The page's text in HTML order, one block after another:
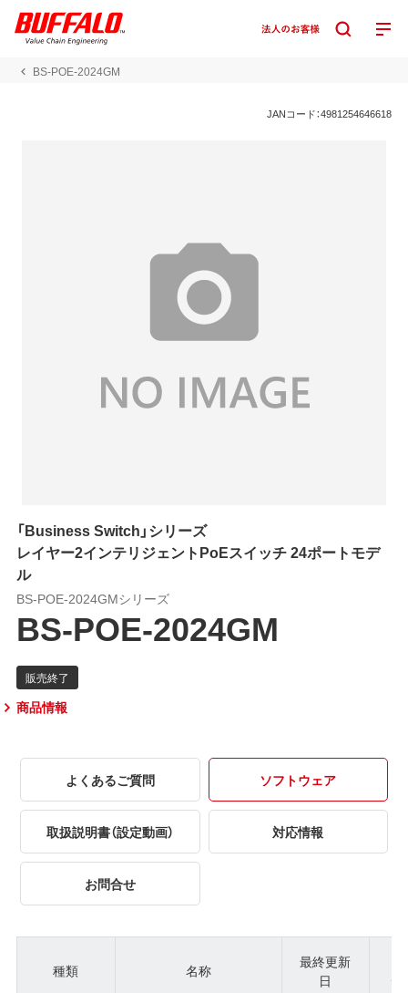
BS-POE-2024GM
JANコード：4981254646618
「Business Switch」シリーズ
レイヤー2インテリジェントPoEスイッチ 24ポートモデ
ル
BS-POE-2024GMシリーズ
BS-POE-2024GM
商品情報
よくあるご質問 ソフトウェア
取扱説明書（設定動画） 対応情報
お問合せ
種類 名称
最終更新
日
ジ